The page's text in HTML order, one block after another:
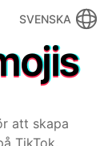
SVENSKA
att skapa
TikTok.